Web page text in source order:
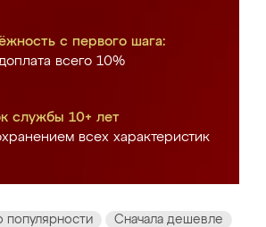
с первого шага:
всего 10%
службы 10+ лет
всех характеристик
популярности
Сначала дешевле